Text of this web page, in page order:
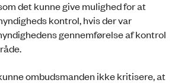
det kunne give mulighed for at
kontrol, hvis der var
gen­nemførelse af kontrol
ombudsmanden ikke kritisere, at